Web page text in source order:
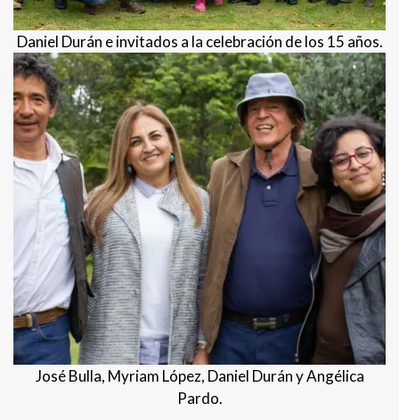
Daniel Durán e invitados a la celebración de los 15 años.
José Bulla, Myriam López, Daniel Durán y Angélica
Pardo.